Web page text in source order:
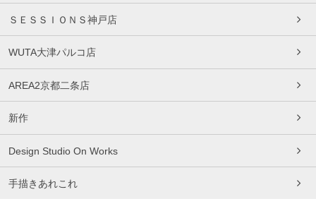
ＳＥＳＳＩＯＮＳ神戸店
WUTA大津パルコ店
AREA2京都二条店
新作
Design Studio On Works
手描きあれこれ